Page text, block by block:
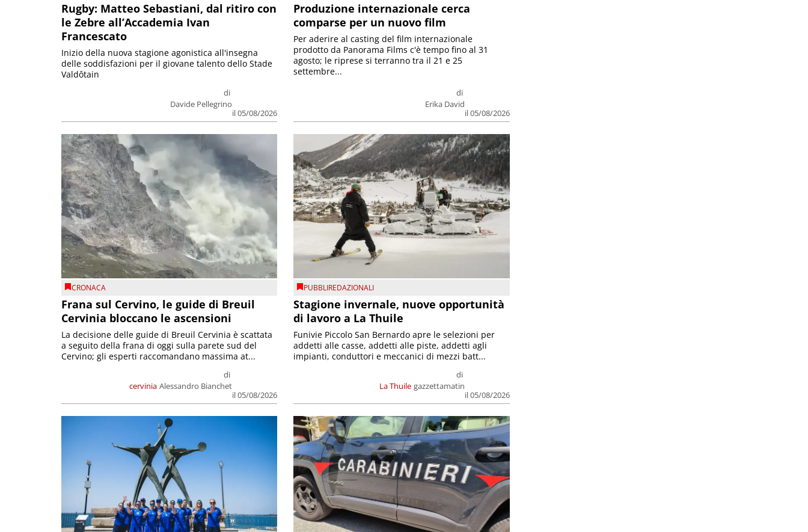
Rugby: Matteo Sebastiani, dal ritiro con
le Zebre all’Accademia Ivan
Francescato
di
Davide Pellegrino
il 05/08/2026
Inizio della nuova stagione agonistica all'insegna
delle soddisfazioni per il giovane talento dello Stade
Valdôtain
Produzione internazionale cerca
comparse per un nuovo film
di
Erika David
il 05/08/2026
Per aderire al casting del film internazionale
prodotto da Panorama Films c'è tempo fino al 31
agosto; le riprese si terranno tra il 21 e 25
settembre...
CRONACA
Frana sul Cervino, le guide di Breuil
Cervinia bloccano le ascensioni
cervinia
di
Alessandro Bianchet
il 05/08/2026
La decisione delle guide di Breuil Cervinia è scattata
a seguito della frana di oggi sulla parete sud del
Cervino; gli esperti raccomandano massima at...
PUBBLIREDAZIONALI
Stagione invernale, nuove opportunità
di lavoro a La Thuile
La Thuile
di
gazzettamatin
il 05/08/2026
Funivie Piccolo San Bernardo apre le selezioni per
addetti alle casse, addetti alle piste, addetti agli
impianti, conduttori e meccanici di mezzi batt...